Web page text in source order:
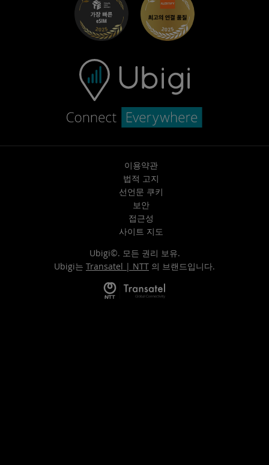
이용약관
법적 고지
선언문 쿠키
보안
접근성
사이트 지도
Ubigi©. 모든 권리 보유.
Ubigi는 Transatel | NTT 의 브랜드입니다.